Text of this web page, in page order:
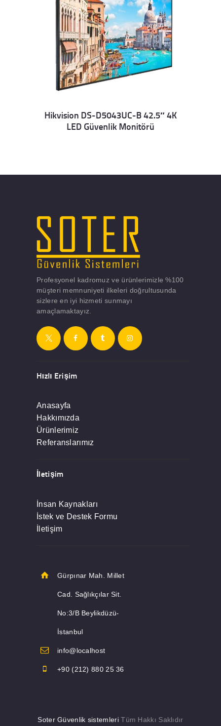
Details
Hikvision DS-D5043UC-B 42.5″ 4K
LED Güvenlik Monitörü
Profesyonel kadromuz ve ürünlerimizle %100
müşteri memnuniyeti ilkeleri doğrultusunda
sizlere en iyi hizmeti sunmayı
amaçlamaktayız.
Hızlı Erişim
Anasayfa
Hakkımızda
Ürünlerimiz
Referanslarımız
İletişim
İnsan Kaynakları
İstek ve Destek Formu
İletişim
Gürpınar Mah. Millet
Cad. Sağlıkçılar Sit.
No:3/B Beylikdüzü-
İstanbul
info@localhost
+90 (212) 880 25 36
Soter Güvenlik sistemleriTüm Hakkı Saklıdır